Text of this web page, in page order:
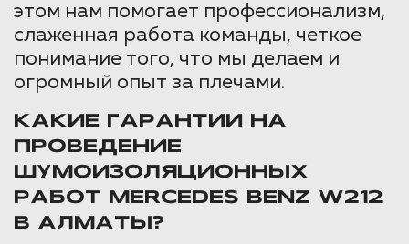
этом нам помогает профессионализм,
слаженная работа команды, четкое
понимание того, что мы делаем и
огромный опыт за плечами.
КАКИЕ ГАРАНТИИ НА
ПРОВЕДЕНИЕ
ШУМОИЗОЛЯЦИОННЫХ
РАБОТ MERCEDES BENZ W212
В АЛМАТЫ?